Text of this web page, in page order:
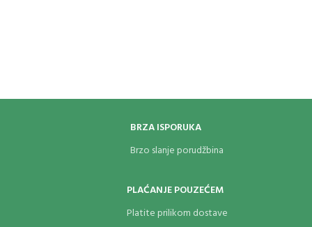
BRZA ISPORUKA
Brzo slanje porudžbina
PLAĆANJE POUZEĆEM
Platite prilikom dostave